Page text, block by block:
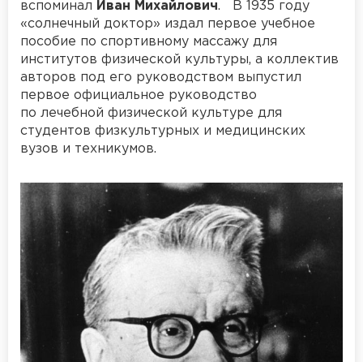
вспоминал Иван Михайлович. В 1935 году
«солнечный доктор» издал первое учебное
пособие по спортивному массажу для
институтов физической культуры, а коллектив
авторов под его руководством выпустил
первое официальное руководство
по лечебной физической культуре для
студентов физкультурных и медицинских
вузов и техникумов.